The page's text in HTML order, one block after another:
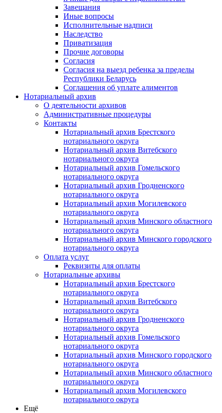
Завещания
Иные вопросы
Исполнительные надписи
Наследство
Приватизация
Прочие договоры
Согласия
Согласия на выезд ребенка за пределы
Республики Беларусь
Соглашения об уплате алиментов
Нотариальный архив
О деятельности архивов
Административные процедуры
Контакты
Нотариальный архив Брестского
нотариального округа
Нотариальный архив Витебского
нотариального округа
Нотариальный архив Гомельского
нотариального округа
Нотариальный архив Гродненского
нотариального округа
Нотариальный архив Могилевского
нотариального округа
Нотариальный архив Минского областного
нотариального округа
Нотариальный архив Минского городского
нотариального округа
Оплата услуг
Реквизиты для оплаты
Нотариальные архивы
Нотариальный архив Брестского
нотариального округа
Нотариальный архив Витебского
нотариального округа
Нотариальный архив Гродненского
нотариального округа
Нотариальный архив Гомельского
нотариального округа
Нотариальный архив Минского городского
нотариального округа
Нотариальный архив Минского областного
нотариального округа
Нотариальный архив Могилевского
нотариального округа
Ещё